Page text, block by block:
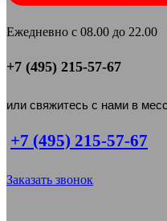
Ежедневно с 08.00 до 22.00
+7 (495) 215-57-67
или свяжитесь с нами в
+7 (495) 215-57-67
Заказать звонок